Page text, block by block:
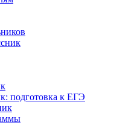
подготовка к ЕГЭ